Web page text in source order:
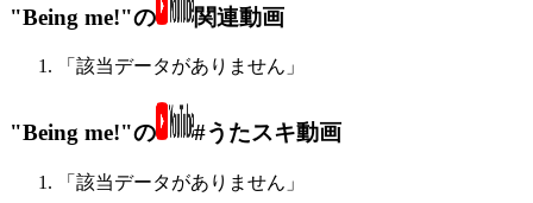
"Being me!"の 関連動画
「該当データがありません」
"Being me!"の #うたスキ動画
「該当データがありません」